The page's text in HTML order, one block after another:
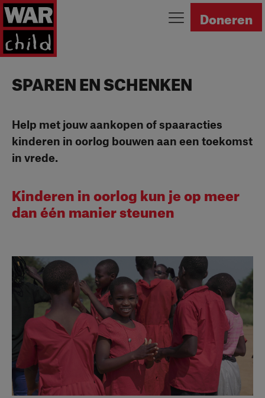
Ga naar homepage Doneren
SPAREN EN SCHENKEN
Help met jouw aankopen of spaaracties
kinderen in oorlog bouwen aan een toekomst
in vrede.
Kinderen in oorlog kun je op meer
dan één manier steunen